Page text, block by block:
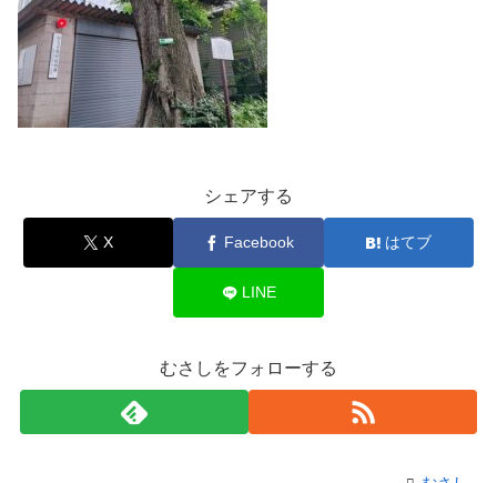
シェアする
X Facebook はてブ
LINE
むさしをフォローする